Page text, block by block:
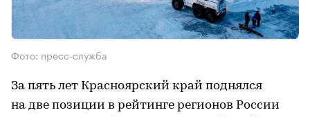
Фото: пресс-служба
За пять лет Красноярский край поднялся
на две позиции в рейтинге регионов России